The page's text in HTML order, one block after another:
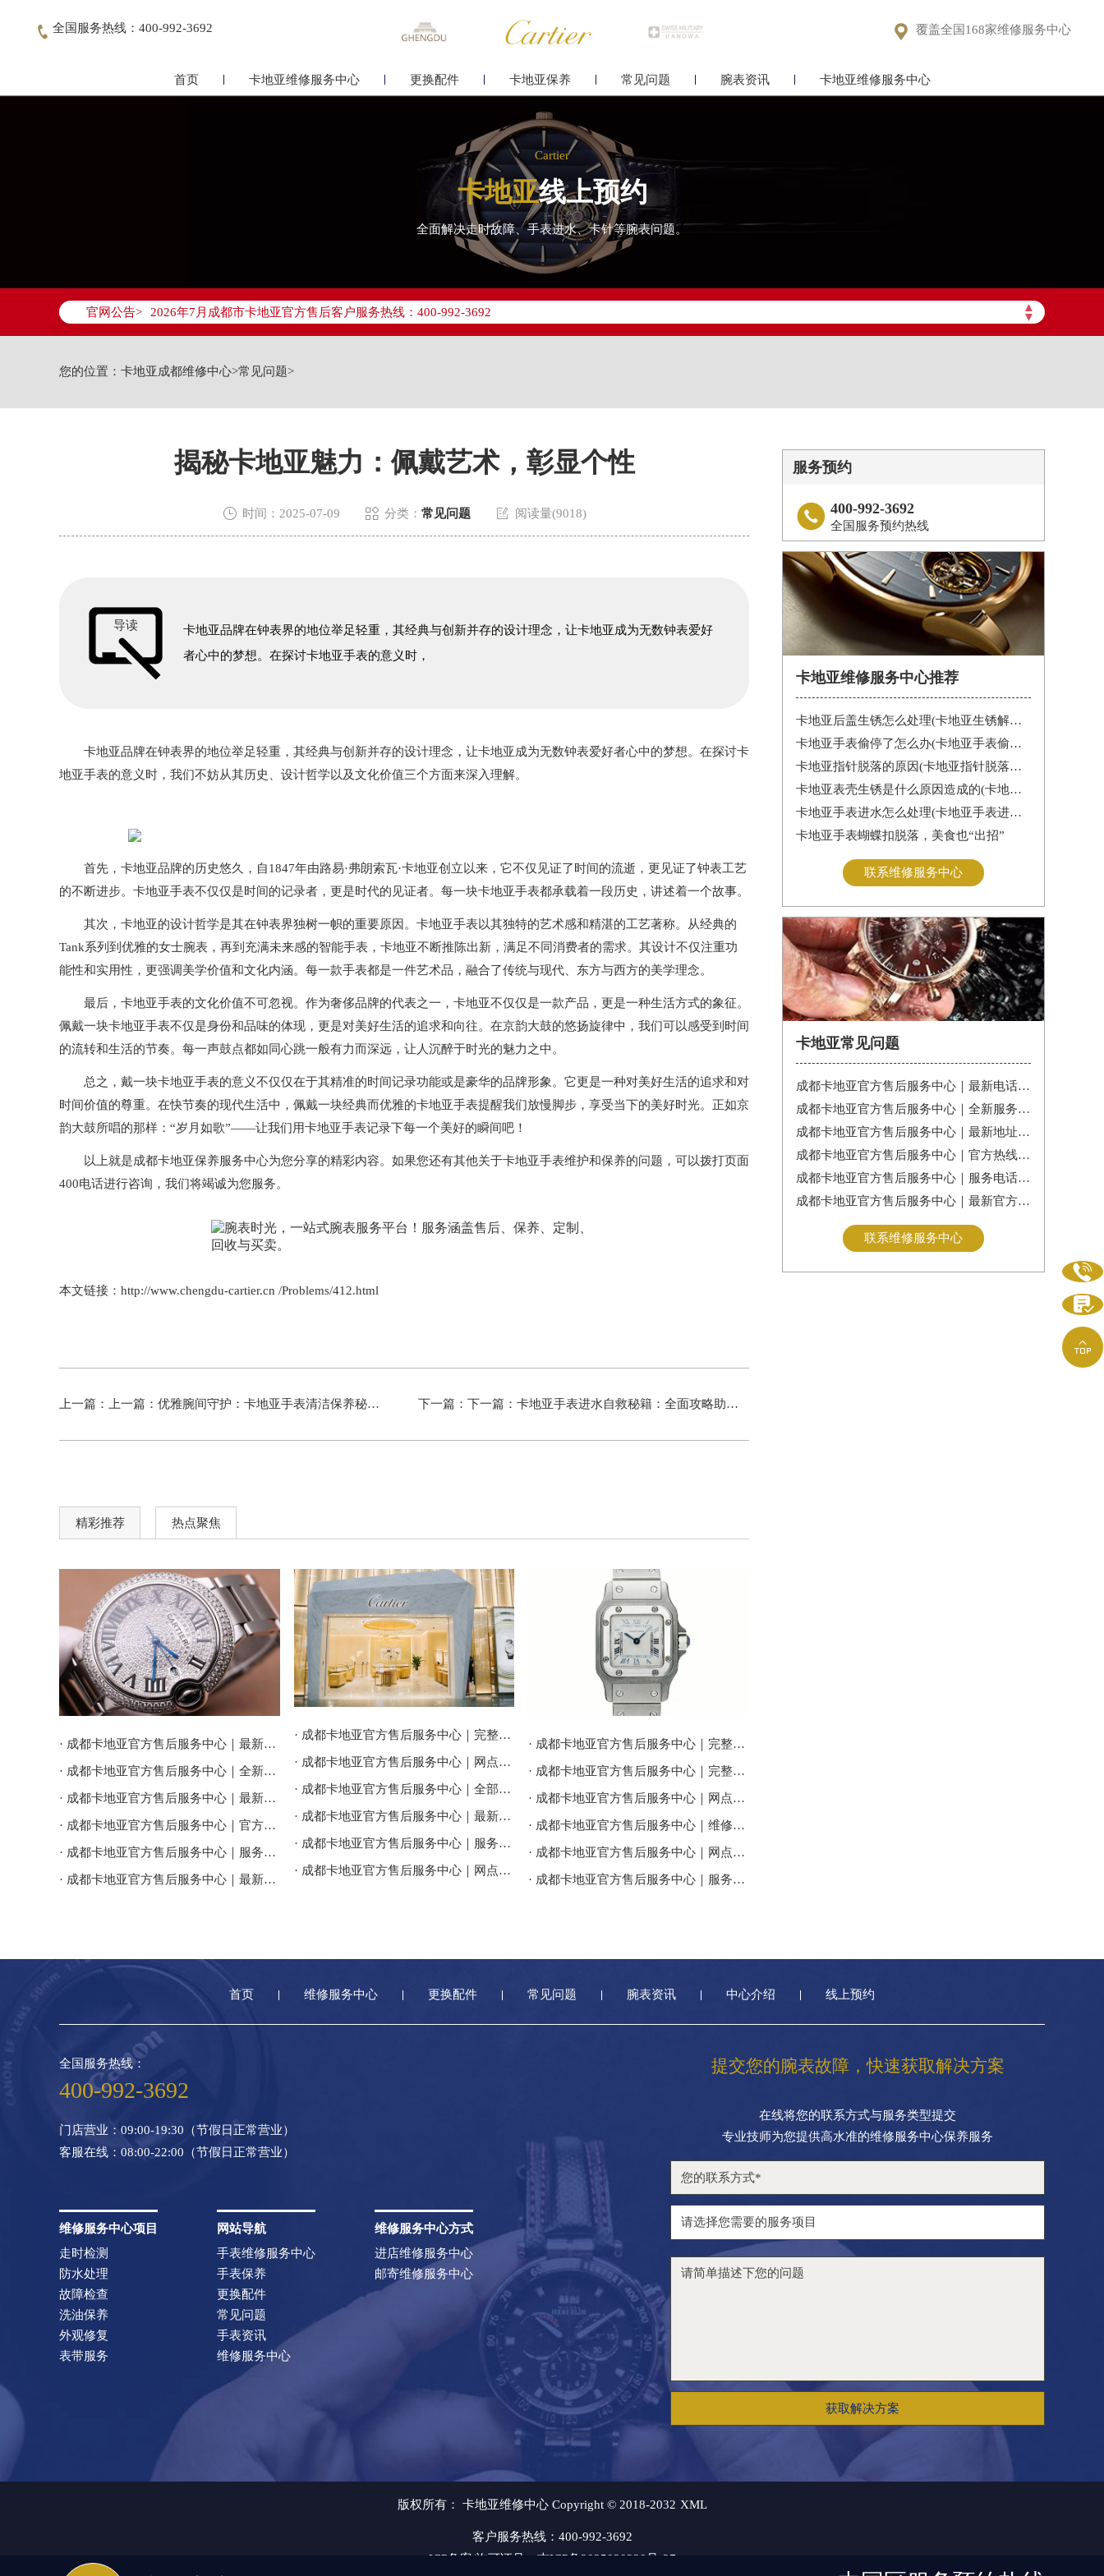
全国服务热线：400-992-3692  覆盖全国168家维修服务中心
首页 卡地亚维修服务中心 更换配件 卡地亚保养 常见问题 腕表资讯 卡地亚维修服务中心
Cartier
卡地亚线上预约
全面解决走时故障、手表进水、卡针等腕表问题。
官网公告> ▲
▼
2026年7月成都市卡地亚官方售后客户服务热线：400-992-3692
2026年7月卡地亚售后服务中心最新网点地址：
成都市锦江区人民东路6号SAC东原中心写字楼24层2406B室（需提前预约）
您的位置： 卡地亚成都维修中心>常见问题>
揭秘卡地亚魅力：佩戴艺术，彰显个性
 时间：2025-07-09  分类： 常见问题  阅读量(9018)
导读
卡地亚品牌在钟表界的地位举足轻重，其经典与创新并存的设计理念，让卡地亚成为无数钟表爱好
者心中的梦想。在探讨卡地亚手表的意义时，
卡地亚品牌在钟表界的地位举足轻重，其经典与创新并存的设计理念，让卡地亚成为无数钟表爱好者心中的梦想。在探讨卡
地亚手表的意义时，我们不妨从其历史、设计哲学以及文化价值三个方面来深入理解。
首先，卡地亚品牌的历史悠久，自1847年由路易·弗朗索瓦·卡地亚创立以来，它不仅见证了时间的流逝，更见证了钟表工艺
的不断进步。卡地亚手表不仅仅是时间的记录者，更是时代的见证者。每一块卡地亚手表都承载着一段历史，讲述着一个故事。
其次，卡地亚的设计哲学是其在钟表界独树一帜的重要原因。卡地亚手表以其独特的艺术感和精湛的工艺著称。从经典的
Tank系列到优雅的女士腕表，再到充满未来感的智能手表，卡地亚不断推陈出新，满足不同消费者的需求。其设计不仅注重功
能性和实用性，更强调美学价值和文化内涵。每一款手表都是一件艺术品，融合了传统与现代、东方与西方的美学理念。
最后，卡地亚手表的文化价值不可忽视。作为奢侈品牌的代表之一，卡地亚不仅仅是一款产品，更是一种生活方式的象征。
佩戴一块卡地亚手表不仅是身份和品味的体现，更是对美好生活的追求和向往。在京韵大鼓的悠扬旋律中，我们可以感受到时间
的流转和生活的节奏。每一声鼓点都如同心跳一般有力而深远，让人沉醉于时光的魅力之中。
总之，戴一块卡地亚手表的意义不仅仅在于其精准的时间记录功能或是豪华的品牌形象。它更是一种对美好生活的追求和对
时间价值的尊重。在快节奏的现代生活中，佩戴一块经典而优雅的卡地亚手表提醒我们放慢脚步，享受当下的美好时光。正如京
韵大鼓所唱的那样：“岁月如歌”——让我们用卡地亚手表记录下每一个美好的瞬间吧！
以上就是成都卡地亚保养服务中心为您分享的精彩内容。如果您还有其他关于卡地亚手表维护和保养的问题，可以拨打页面
400电话进行咨询，我们将竭诚为您服务。
本文链接：http://www.chengdu-cartier.cn /Problems/412.html
上一篇：上一篇： 优雅腕间守护：卡地亚手表清洁保养秘籍大揭秘 下一篇：下一篇： 卡地亚手表进水自救秘籍：全面攻略助你一臂之力
精彩推荐 热点聚焦
· 成都卡地亚官方售后服务中心｜最新电话和维修门店地址权威信息公告（2026年7月最新）
· 成都卡地亚官方售后服务中心｜全新服务热线及门店地址权威信息公告（2026年7月最新）
· 成都卡地亚官方售后服务中心｜最新地址及服务热线权威信息通告（2026年7月最新）
· 成都卡地亚官方售后服务中心｜官方热线与门店地址权威信息公示（2026年7月最新）
· 成都卡地亚官方售后服务中心｜服务电话及全部地址权威信息公告（2026年7月最新）
· 成都卡地亚官方售后服务中心｜最新官方电话和维修地址权威信息通告（2026年7月最新）
· 成都卡地亚官方售后服务中心｜完整地址与联系电话权威信息公告（2026年7月最新）
· 成都卡地亚官方售后服务中心｜网点地址与售后服务电话权威信息公告（2026年7月最新）
· 成都卡地亚官方售后服务中心｜全部地址及24小时客服热线权威信息公告（2026年7月最新）
· 成都卡地亚官方售后服务中心｜最新地址及官方客服热线权威信息通告（2026年7月最新）
· 成都卡地亚官方售后服务中心｜服务热线及网点地址权威信息公告（2026年7月最新）
· 成都卡地亚官方售后服务中心｜网点地址与官方客服电话权威信息公告（2026年7月最新）
· 成都卡地亚官方售后服务中心｜完整地址与售后热线权威信息通告（2026年7月最新）
· 成都卡地亚官方售后服务中心｜完整地址及官方售后热线权威信息公告（2026年7月最新）
· 成都卡地亚官方售后服务中心｜网点地址与电话权威信息公告（2026年7月最新）
· 成都卡地亚官方售后服务中心｜维修地址与售后服务电话权威信息通告（2026年7月最新）
· 成都卡地亚官方售后服务中心｜网点地址和官方热线权威信息公示（2026年7月最新）
· 成都卡地亚官方售后服务中心｜服务热线及门店官方地址权威信息公告（2026年7月最新）
服务预约
 400-992-3692
全国服务预约热线
卡地亚维修服务中心推荐
卡地亚后盖生锈怎么处理(卡地亚生锈解决办法)
卡地亚手表偷停了怎么办(卡地亚手表偷停解决办法)
卡地亚指针脱落的原因(卡地亚指针脱落怎么办？)
卡地亚表壳生锈是什么原因造成的(卡地亚手表生锈怎么办？)
卡地亚手表进水怎么处理(卡地亚手表进水怎么办)
卡地亚手表蝴蝶扣脱落，美食也“出招”
联系维修服务中心
卡地亚常见问题
成都卡地亚官方售后服务中心｜最新电话和维修门店地址权威信息公告（2026年7月最新）
成都卡地亚官方售后服务中心｜全新服务热线及门店地址权威信息公告（2026年7月最新）
成都卡地亚官方售后服务中心｜最新地址及服务热线权威信息通告（2026年7月最新）
成都卡地亚官方售后服务中心｜官方热线与门店地址权威信息公示（2026年7月最新）
成都卡地亚官方售后服务中心｜服务电话及全部地址权威信息公告（2026年7月最新）
成都卡地亚官方售后服务中心｜最新官方电话和维修地址权威信息通告（2026年7月最新）
联系维修服务中心
首页 维修服务中心 更换配件 常见问题 腕表资讯 中心介绍 线上预约
提交您的腕表故障，快速获取解决方案
在线将您的联系方式与服务类型提交
专业技师为您提供高水准的维修服务中心保养服务
获取解决方案
全国服务热线：
400-992-3692
门店营业：09:00-19:30（节假日正常营业）
客服在线：08:00-22:00（节假日正常营业）
维修服务中心项目
走时检测
防水处理
故障检查
洗油保养
外观修复
表带服务
网站导航
手表维修服务中心
手表保养
更换配件
常见问题
手表资讯
维修服务中心
维修服务中心方式
进店维修服务中心
邮寄维修服务中心
版权所有： 卡地亚维修中心 Copyright © 2018-2032 XML
客户服务热线：400-992-3692
ICP备案/许可证号：吉ICP备2025030220号-27


